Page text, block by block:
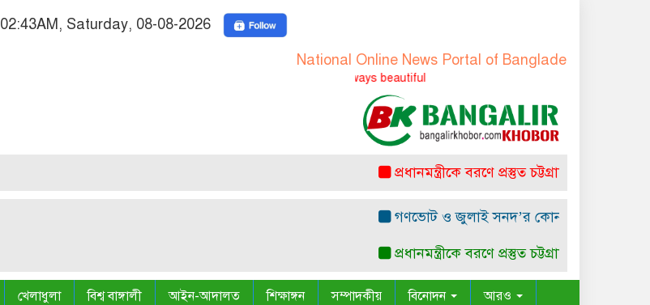
02:43AM, Saturday, 08-08-2026
National Online News Portal of Bangladesh -বাংলাদেশের
Truth is always beautiful
প্রধানমন্ত্রীকে বরণে প্রস্তুত চট্টগ্রাম, নেতাকর্মীরা
গণভোট ও জুলাই সনদ’র কোন সাংবিধানিক ও
প্রধানমন্ত্রীকে বরণে প্রস্তুত চট্টগ্রাম, নেতাকর্মীরা
খেলাধুলা বিশ্ব বাঙ্গালী আইন-আদালত শিক্ষাঙ্গন সম্পাদকীয় বিনোদন আরও